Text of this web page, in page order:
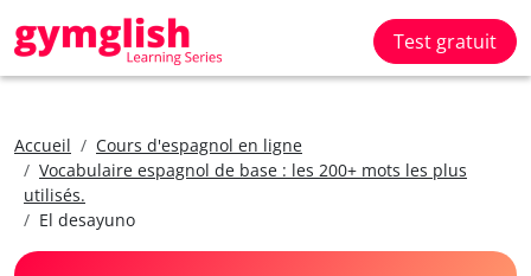
Test gratuit
Accueil
Cours d'espagnol en ligne
Vocabulaire espagnol de base : les 200+ mots les plus
utilisés.
El desayuno